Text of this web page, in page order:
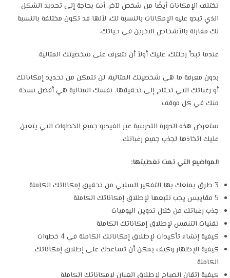
تختلف الإمكانات أيضًا من شخص لآخر. أنت بحاجة إلى تحديد الشكل
الذي تبدو عليه الإمكانات بالنسبة لك، لأنها قد تكون مختلفة بالنسبة
لك مقارنة بالأشخاص الآخرين في حياتك.
عندما تبدأ رحلتك، عليك أولاً أن تتعرف على شخصيتك المثالية.
بدون معرفة ما هي شخصيتك المثالية، لن تتمكن من تحديد إمكاناتك
أو رغباتك التي تحتاج إلى تحقيقها. نفسك المثالية هي أفضل نسخة
منك في كل موقف.
ستعرض هذه الدورة التدريبية عبر الفيديو جميع الخطوات التي يتعين
عليك اتخاذها لجذب جميع رغباتك.
المواضيع التي تمت تغطيتها:
3 طرق يمنعك بها التفكير السلبي من تحقيق إمكاناتك الكاملة
5 مقاييس يجب تتبعها لإطلاق إمكاناتك الكاملة
جذب رغباتك من خلال تدوين اليوميات
تقنيات التنفس لإطلاق إمكاناتك الكاملة
كيفية إنشاء تأكيدات لإطلاق إمكاناتك الكاملة في 4 خطوات
كيفية الإظهار وكيف يمكن أن تساعدك على إطلاق إمكاناتك
الكاملة
كيفية إتقان الصباح لإطلاق العنان لإمكاناتك الكاملة